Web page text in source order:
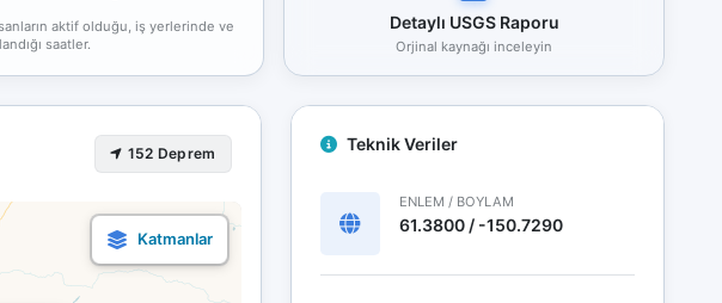
aktif olduğu, iş yerlerinde ve
saatler.
Detaylı USGS Raporu
Orjinal kaynağı inceleyin
152 Deprem Teknik Veriler
ENLEM / BOYLAM
61.3800 / -150.7290